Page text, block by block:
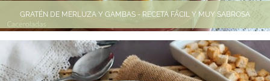
GRATÉN DE MERLUZA Y GAMBAS - RECETA FÁCIL Y MUY SABROSA